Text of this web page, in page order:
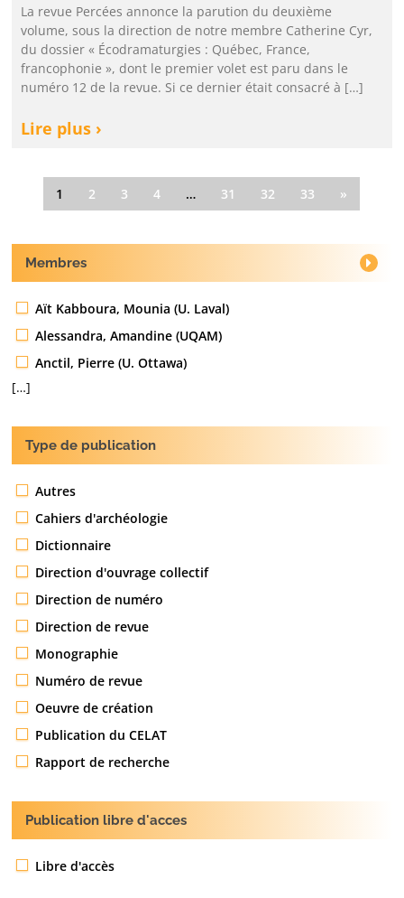
La revue Percées annonce la parution du deuxième
volume, sous la direction de notre membre Catherine Cyr,
du dossier « Écodramaturgies : Québec, France,
francophonie », dont le premier volet est paru dans le
numéro 12 de la revue. Si ce dernier était consacré à […]
Lire plus ›
1 2 3 4 … 31 32 33 »
Membres
Aït Kabboura, Mounia (U. Laval)
Alessandra, Amandine (UQAM)
Anctil, Pierre (U. Ottawa)
[…]
Type de publication
Autres
Cahiers d'archéologie
Dictionnaire
Direction d'ouvrage collectif
Direction de numéro
Direction de revue
Monographie
Numéro de revue
Oeuvre de création
Publication du CELAT
Rapport de recherche
Publication libre d'acces
Libre d'accès